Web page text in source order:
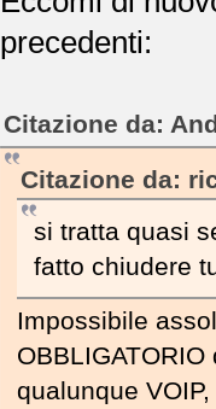
precedenti:
Citazione da:
Citazione da:
si tratta quasi
fatto chiudere
Impossibile
qualunque